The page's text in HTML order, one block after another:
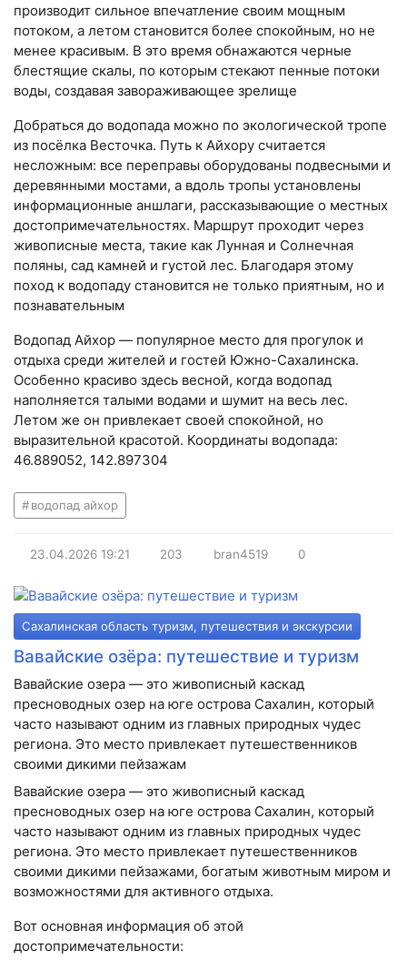
производит сильное впечатление своим мощным
потоком, а летом становится более спокойным, но не
менее красивым. В это время обнажаются черные
блестящие скалы, по которым стекают пенные потоки
воды, создавая завораживающее зрелище
Добраться до водопада можно по экологической тропе
из посёлка Весточка. Путь к Айхору считается
несложным: все переправы оборудованы подвесными и
деревянными мостами, а вдоль тропы установлены
информационные аншлаги, рассказывающие о местных
достопримечательностях. Маршрут проходит через
живописные места, такие как Лунная и Солнечная
поляны, сад камней и густой лес. Благодаря этому
поход к водопаду становится не только приятным, но и
познавательным
Водопад Айхор — популярное место для прогулок и
отдыха среди жителей и гостей Южно-Сахалинска.
Особенно красиво здесь весной, когда водопад
наполняется талыми водами и шумит на весь лес.
Летом же он привлекает своей спокойной, но
выразительной красотой. Координаты водопада:
46.889052, 142.897304
водопад айхор
23.04.2026 19:21 203 bran4519 0
Сахалинская область туризм, путешествия и экскурсии
Вавайские озёра: путешествие и туризм
Вавайские озера — это живописный каскад
пресноводных озер на юге острова Сахалин, который
часто называют одним из главных природных чудес
региона. Это место привлекает путешественников
своими дикими пейзажам
Вавайские озера — это живописный каскад
пресноводных озер на юге острова Сахалин, который
часто называют одним из главных природных чудес
региона. Это место привлекает путешественников
своими дикими пейзажами, богатым животным миром и
возможностями для активного отдыха.
Вот основная информация об этой
достопримечательности: